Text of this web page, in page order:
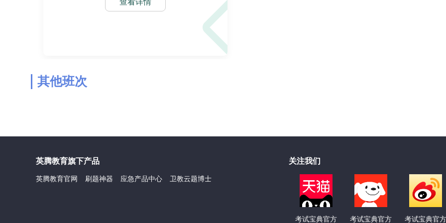
查看详情
其他班次
英腾教育旗下产品
英腾教育官网 刷题神器 应急产品中心 卫教云题博士
关注我们
考试宝典官方 考试宝典官方 考试宝典官